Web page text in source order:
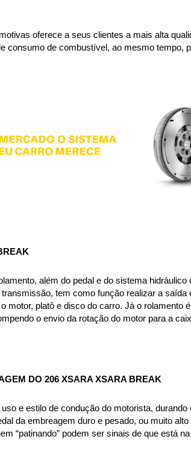
oferece a seus clientes a mais alta
de combustível, ao mesmo tempo,
além do pedal e do sistema
tem como função realizar a
platô e disco do carro. Já o rolamento
o envio da rotação do motor para a
DO 206 XSARA XSARA BREAK
e estilo de condução do motorista,
da embreagem duro e pesado, ou muito
“patinando” podem ser sinais de que está